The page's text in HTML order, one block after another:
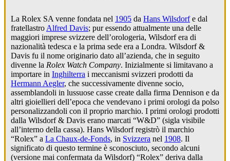
La Rolex SA venne fondata nel 1905 da Hans Wilsdorfe dal
fratellastro Alfred Davis; pur essendo attualmente una delle
maggiori imprese svizzere dell’orologeria, Wilsdorf era di
nazionalità tedesca e la prima sede era a Londra. Wilsdorf &
Davis fu il nome originario dato all’azienda, che in seguito
divenne la Rolex Watch Company. Inizialmente si limitavano a
importare in Inghilterra i meccanismi svizzeri prodotti da
Hermann Aegler, che successivamente divenne socio,
assemblandoli in lussuose casse create dalla firma Dennison e da
altri gioiellieri dell’epoca che vendevano i primi orologi da polso
personalizzandoli con il proprio marchio. I primi orologi prodotti
dalla Wilsdorf & Davis erano marcati “W&D” (sigla visibile
all’interno della cassa). Hans Wilsdorf registrò il marchio
“Rolex” a La Chaux-de-Fonds, in Svizzera nel 1908. Il
significato di questo termine è sconosciuto, secondo alcuni
(versione mai confermata da Wilsdorf) “Rolex” deriva dalla